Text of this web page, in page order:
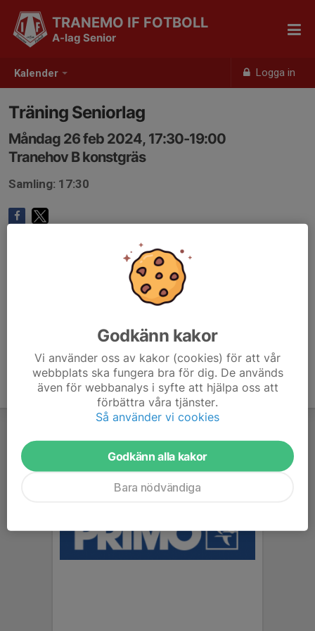
Kalender Logga in
TRANEMO IF FOTBOLL
A-lag Senior
Träning Seniorlag
Måndag 26 feb 2024, 17:30-19:00
Tranehov B konstgräs
Samling: 17:30
Godkänn kakor
Vi använder oss av kakor (cookies) för att vår
webbplats ska fungera bra för dig. De används
även för webbanalys i syfte att hjälpa oss att
förbättra våra tjänster.
Så använder vi cookies
Godkänn alla kakor
Bara nödvändiga